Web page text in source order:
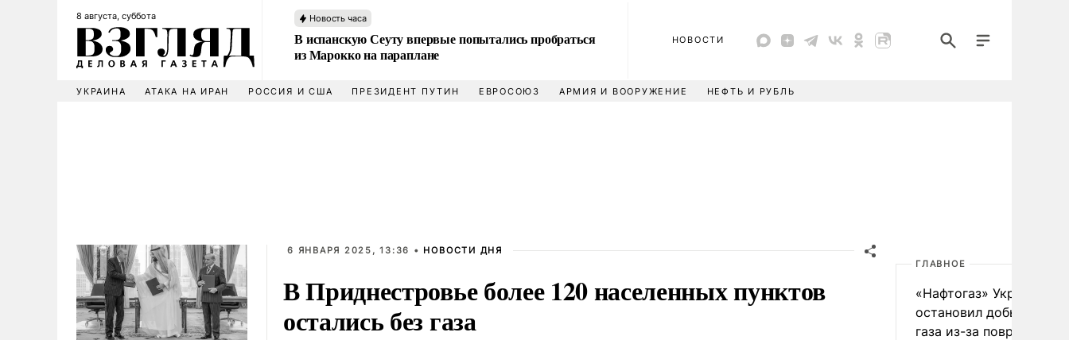
8 августа, суббота Новость часа
В испанскую Сеуту впервые попытались пробраться
из Марокко на параплане
НОВОСТИ
УКРАИНА АТАКА НА ИРАН РОССИЯ И США ПРЕЗИДЕНТ ПУТИН ЕВРОСОЮЗ АРМИЯ И ВООРУЖЕНИЕ НЕФТЬ И РУБЛЬ
6 ЯНВАРЯ 2025, 13:36 • НОВОСТИ ДНЯ
В Приднестровье более 120 населенных пунктов
остались без газа
ГЛАВНОЕ
«Нафтогаз» Украины
остановил добычу
газа из-за повреждения